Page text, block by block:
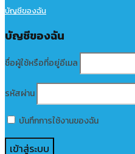
บัญชีของฉัน
บัญชีของฉัน
ชื่อผู้ใช้หรือที่อยู่อีเมล
รหัสผ่าน
บันทึกการใช้งานของฉัน